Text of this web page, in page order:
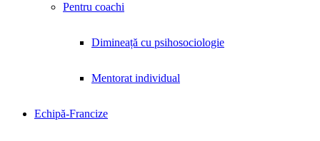
Pentru coachi
Dimineață cu psihosociologie
Mentorat individual
Echipă-Francize